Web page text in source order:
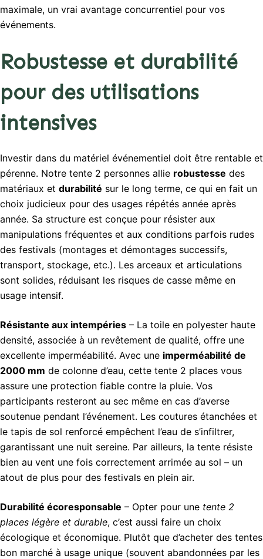
maximale, un vrai avantage concurrentiel pour vos
événements.
Robustesse et durabilité
pour des utilisations
intensives
Investir dans du matériel événementiel doit être rentable et
pérenne. Notre tente 2 personnes allie robustesse des
matériaux et durabilité sur le long terme, ce qui en fait un
choix judicieux pour des usages répétés année après
année. Sa structure est conçue pour résister aux
manipulations fréquentes et aux conditions parfois rudes
des festivals (montages et démontages successifs,
transport, stockage, etc.). Les arceaux et articulations
sont solides, réduisant les risques de casse même en
usage intensif.
Résistante aux intempéries – La toile en polyester haute
densité, associée à un revêtement de qualité, offre une
excellente imperméabilité. Avec une imperméabilité de
2000 mm de colonne d’eau, cette tente 2 places vous
assure une protection fiable contre la pluie. Vos
participants resteront au sec même en cas d’averse
soutenue pendant l’événement. Les coutures étanchées et
le tapis de sol renforcé empêchent l’eau de s’infiltrer,
garantissant une nuit sereine. Par ailleurs, la tente résiste
bien au vent une fois correctement arrimée au sol – un
atout de plus pour des festivals en plein air.
Durabilité écoresponsable – Opter pour une tente 2
places légère et durable, c’est aussi faire un choix
écologique et économique. Plutôt que d’acheter des tentes
bon marché à usage unique (souvent abandonnées par les